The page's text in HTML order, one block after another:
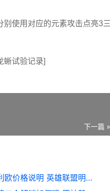
别使用对应的元素攻击点亮3
蜥试验记录]
下一篇 »
《英雄联盟》明烛米利欧价格说明 英雄联盟明星名字大全